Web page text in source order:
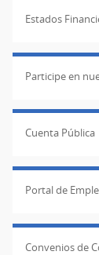
Estados
Participe en
Cuenta Pública
Portal de
Convenios de